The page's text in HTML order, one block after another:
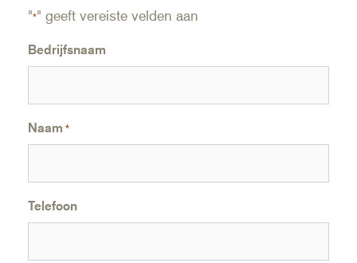
"*" geeft vereiste velden aan
Bedrijfsnaam
Naam *
Telefoon